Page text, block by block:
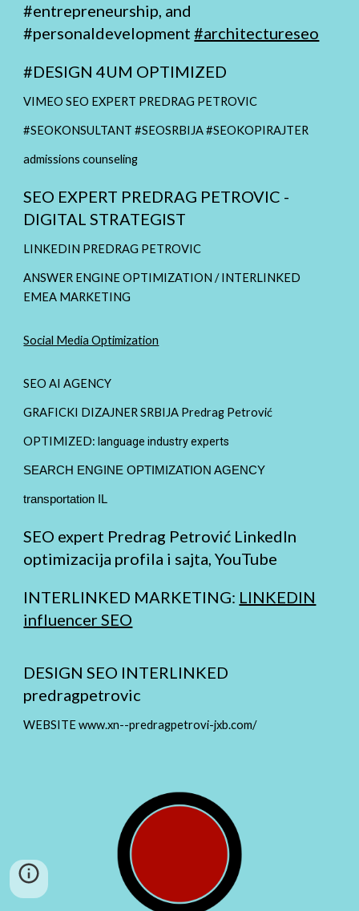
#entrepreneurship, and
#personaldevelopment#architectureseo
#DESIGN 4UM OPTIMIZED
VIMEO SEO EXPERT PREDRAG PETROVIC
#SEOKONSULTANT #SEOSRBIJA #SEOKOPIRAJTER
admissions counseling
SEO EXPERT PREDRAG PETROVIC -
DIGITAL STRATEGIST
LINKEDIN PREDRAG PETROVIC
ANSWER ENGINE OPTIMIZATION / INTERLINKED
EMEA MARKETING
Social Media Optimization
SEO AI AGENCY
GRAFICKI DIZAJNER SRBIJA Predrag Petrović
OPTIMIZED:language industry experts
SEARCH ENGINE OPTIMIZATION AGENCY
transportation IL
SEO expert Predrag Petrović LinkedIn
optimizacija profila i sajta, YouTube
INTERLINKED MARKETING: LINKEDIN
influencer SEO
DESIGN SEO INTERLINKED
predragpetrovic
WEBSITE www.xn--predragpetrovi-jxb.com/